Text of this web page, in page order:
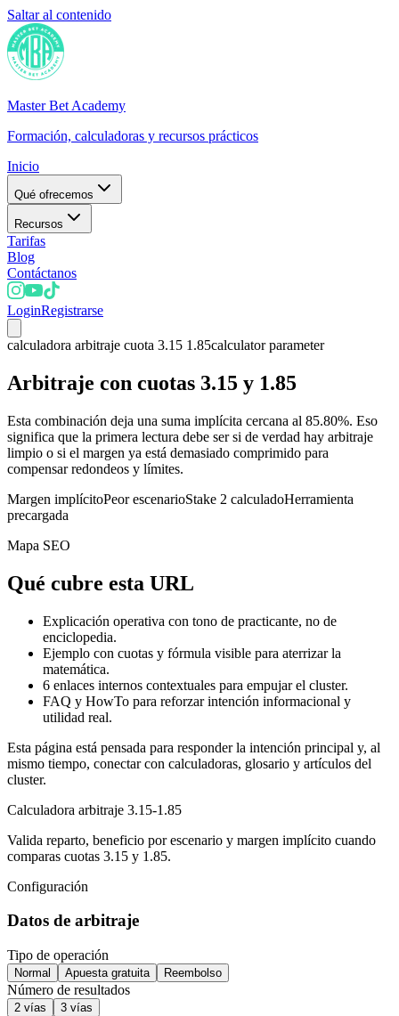
Saltar al contenido
Master Bet Academy
Formación, calculadoras y recursos prácticos
Inicio
Qué ofrecemos
Recursos
Tarifas
Blog
Contáctanos
LoginRegistrarse
calculadora arbitraje cuota 3.15 1.85calculator parameter
Arbitraje con cuotas 3.15 y 1.85
Esta combinación deja una suma implícita cercana al 85.80%. Eso
significa que la primera lectura debe ser si de verdad hay arbitraje
limpio o si el margen ya está demasiado comprimido para
compensar redondeos y límites.
Margen implícitoPeor escenarioStake 2 calculadoHerramienta
precargada
Mapa SEO
Qué cubre esta URL
Explicación operativa con tono de practicante, no de
enciclopedia.
Ejemplo con cuotas y fórmula visible para aterrizar la
matemática.
6 enlaces internos contextuales para empujar el cluster.
FAQ y HowTo para reforzar intención informacional y
utilidad real.
Esta página está pensada para responder la intención principal y, al
mismo tiempo, conectar con calculadoras, glosario y artículos del
cluster.
Calculadora arbitraje 3.15-1.85
Valida reparto, beneficio por escenario y margen implícito cuando
comparas cuotas 3.15 y 1.85.
Configuración
Datos de arbitraje
Tipo de operación
Normal Apuesta gratuita Reembolso
Número de resultados
2 vías 3 vías